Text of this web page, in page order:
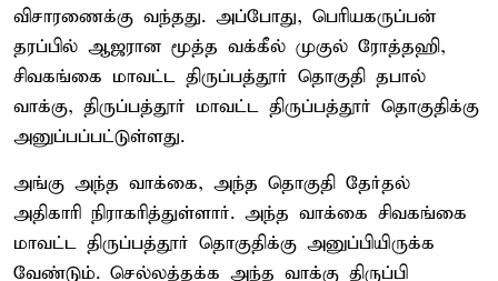
விசாரணைக்கு வந்தது. அப்போது, பெரியகருப்பன்
தரப்பில் ஆஜரான மூத்த வக்கீல் முகுல் ரோத்தஹி,
சிவகங்கை மாவட்ட திருப்பத்தூர் தொகுதி தபால்
வாக்கு, திருப்பத்தூர் மாவட்ட திருப்பத்தூர் தொகுதிக்கு
அனுப்பப்பட்டுள்ளது.
அங்கு அந்த வாக்கை, அந்த தொகுதி தேர்தல்
அதிகாரி நிராகரித்துள்ளார். அந்த வாக்கை சிவகங்கை
மாவட்ட திருப்பத்தூர் தொகுதிக்கு அனுப்பியிருக்க
வேண்டும். செல்லத்தக்க அந்த வாக்கு திருப்பி